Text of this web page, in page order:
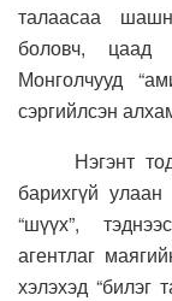
талаасаа
боловч, цаад
Монголчууд
сэргийлсэн
Нэгэнт
барихгүй
“шүүх”,
агентлаг
хэлэхэд “билэг